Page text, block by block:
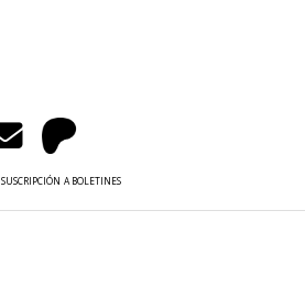
SUSCRIPCIÓN A BOLETINES